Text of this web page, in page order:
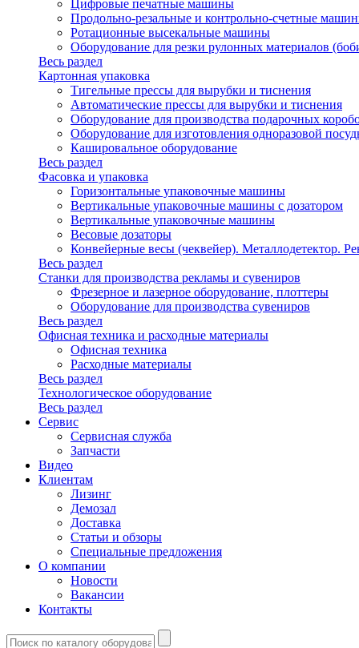
Цифровые печатные машины
Продольно-резальные и контрольно-счетные
Ротационные высекальные машины
Оборудование для резки рулонных материалов
Весь раздел
Картонная упаковка
Тигельные прессы для вырубки и тиснения
Автоматические прессы для вырубки и тиснения
Оборудование для производства подарочных
Оборудование для изготовления одноразовой
Кашировальное оборудование
Весь раздел
Фасовка и упаковка
Горизонтальные упаковочные машины
Вертикальные упаковочные машины с дозатором
Вертикальные упаковочные машины
Весовые дозаторы
Конвейерные весы (чеквейер). Металлодетектор.
Весь раздел
Станки для производства рекламы и сувениров
Фрезерное и лазерное оборудование, плоттеры
Оборудование для производства сувениров
Весь раздел
Офисная техника и расходные материалы
Офисная техника
Расходные материалы
Весь раздел
Технологическое оборудование
Весь раздел
Сервис
Сервисная служба
Запчасти
Видео
Клиентам
Лизинг
Демозал
Доставка
Статьи и обзоры
Специальные предложения
О компании
Новости
Вакансии
Контакты